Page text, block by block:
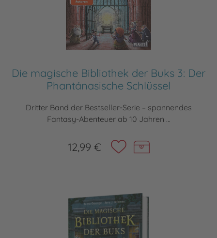
Die magische Bibliothek der Buks 3: Der
Phantánasische Schlüssel
Dritter Band der Bestseller-Serie – spannendes
Fantasy-Abenteuer ab 10 Jahren ...
12,99 €